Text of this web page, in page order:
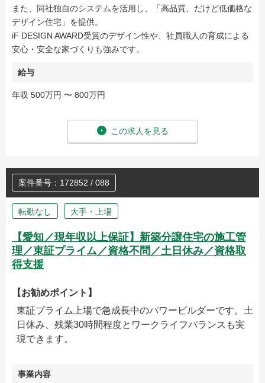
また、同社独自のシステムを活用し、「高品質、だけど低価格な
デザイン住宅」を提供。
iF DESIGN AWARD受賞のデザイン性や、社員職人の育成による
安心・安全な家づくりも強みです。
給与
年収 500万円 〜 800万円
この求人を見る
案件番号：172852 / 088
転勤なし 大手・上場
【愛知／現年収以上保証】新築分譲住宅の施工管
理／東証プライム／資格不問／土日休み／資格取
得支援
【お勧めポイント】
東証プライム上場で急成長中のパワービルダーです。土
日休み、残業30時間程度とワークライフバランスも実
現できます。
事業内容